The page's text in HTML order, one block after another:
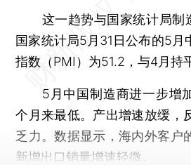
这一趋势与国家统计局制造
国家统计局5月31日公布的5月
指数（PMI）为51.2，与4月持
5月中国制造商进一步增加
个月来最低。产出增速放缓，
乏力。数据显示，海内外客户
新增出口销量增速轻微。